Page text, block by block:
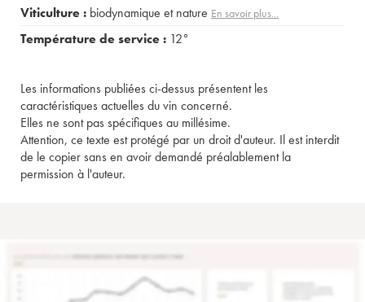
Viticulture : biodynamique et nature En savoir plus...
Température de service : 12°
Les informations publiées ci-dessus présentent les
caractéristiques actuelles du vin concerné.
Elles ne sont pas spécifiques au millésime.
Attention, ce texte est protégé par un droit d'auteur. Il est interdit
de le copier sans en avoir demandé préalablement la
permission à l'auteur.